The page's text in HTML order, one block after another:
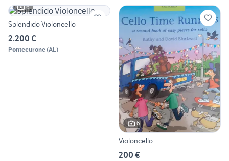
6
Splendido Violoncello
2.200 €
Pontecurone(AL)
6
Violoncello
200 €